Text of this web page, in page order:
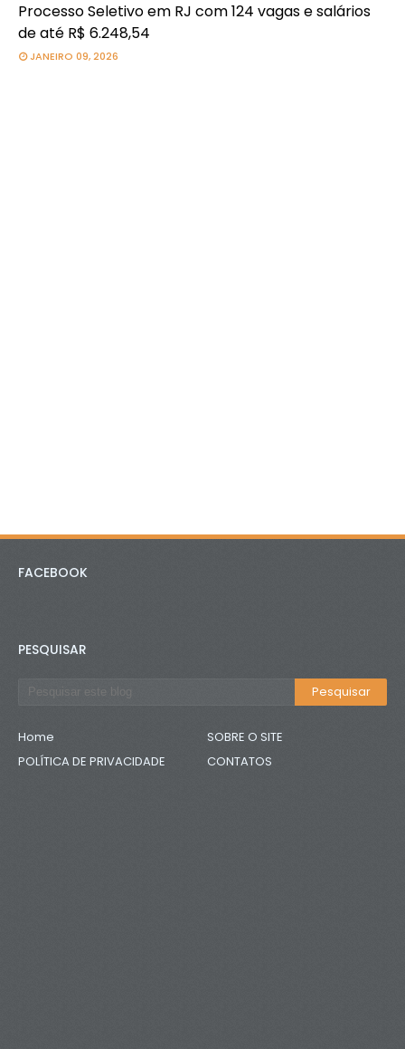
Processo Seletivo em RJ com 124 vagas e salários
de até R$ 6.248,54
JANEIRO 09, 2026
FACEBOOK
PESQUISAR
Home
SOBRE O SITE
POLÍTICA DE PRIVACIDADE
CONTATOS